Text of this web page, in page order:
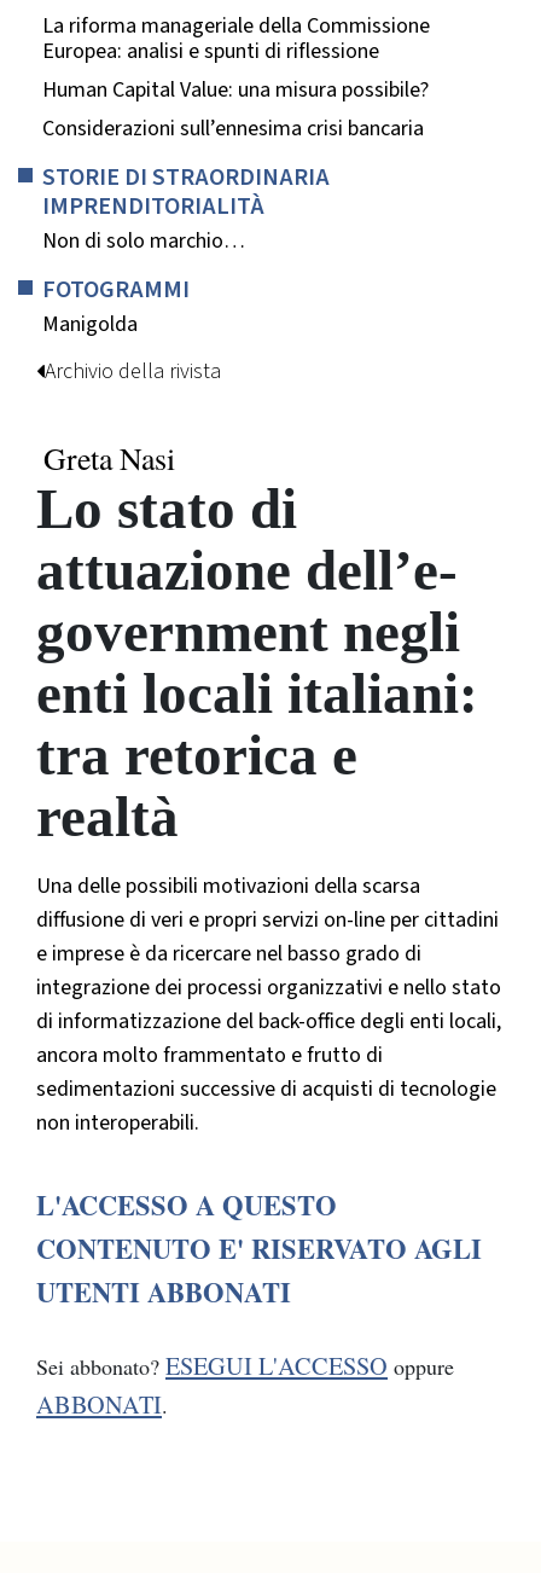
La riforma manageriale della Commissione
Europea: analisi e spunti di riflessione
Human Capital Value: una misura possibile?
Considerazioni sull’ennesima crisi bancaria
STORIE DI STRAORDINARIA
IMPRENDITORIALITÀ
Non di solo marchio…
FOTOGRAMMI
Manigolda
Archivio della rivista
Greta Nasi
Lo stato di
attuazione dell’e-
government negli
enti locali italiani:
tra retorica e
realtà
Una delle possibili motivazioni della scarsa
diffusione di veri e propri servizi on-line per cittadini
e imprese è da ricercare nel basso grado di
integrazione dei processi organizzativi e nello stato
di informatizzazione del back-office degli enti locali,
ancora molto frammentato e frutto di
sedimentazioni successive di acquisti di tecnologie
non interoperabili.
L'ACCESSO A QUESTO
CONTENUTO E' RISERVATO AGLI
UTENTI ABBONATI
Sei abbonato? ESEGUI L'ACCESSO oppure
ABBONATI.